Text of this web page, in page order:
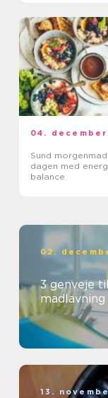
04. december
Sund
dagen med
balance
02.
3 genveje
madlavning
13.